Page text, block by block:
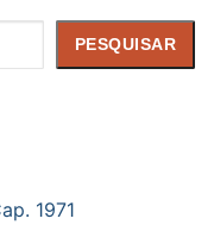
PESQUISAR
1971